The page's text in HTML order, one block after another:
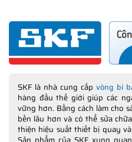
SKF là nhà cung cấp vòng bi
hàng đầu thế giới giúp các
vững hơn. Bằng cách làm cho
bền lâu hơn và có thể sửa
thiện hiệu suất thiết bị quay